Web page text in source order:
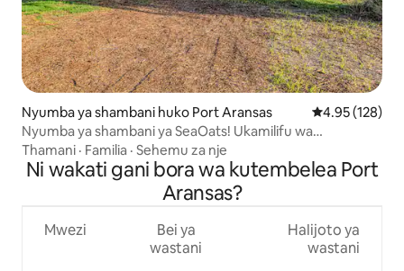
Nyumba ya shambani huko Port Aransas Ukadiriaji wa
4.95 (128)
Nyumba ya shambani ya SeaOats! Ukamilifu wa
kimapenzi!
Thamani · Familia · Sehemu za nje
Ni wakati gani bora wa kutembelea Port
Aransas?
Mwezi
Bei ya
wastani
Halijoto ya
wastani